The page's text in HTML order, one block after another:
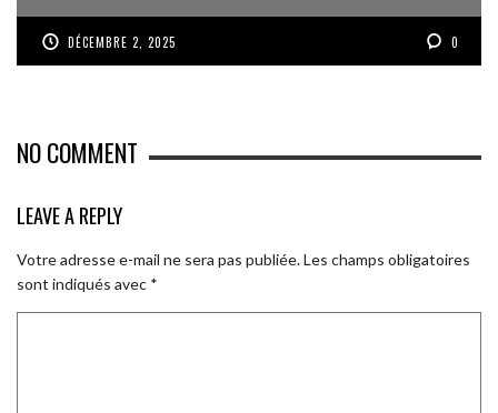
DÉCEMBRE 2, 2025 0
NO COMMENT
LEAVE A REPLY
Votre adresse e-mail ne sera pas publiée.Les champs obligatoires
sont indiqués avec *